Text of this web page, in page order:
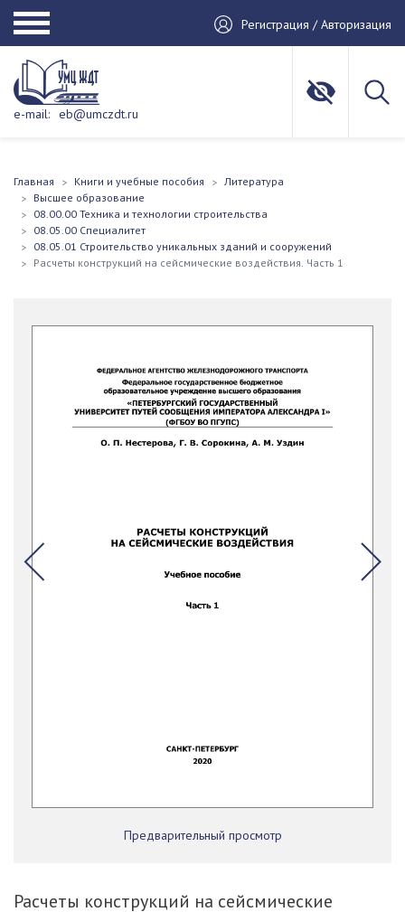
Регистрация / Авторизация
e-mail: eb@umczdt.ru
Главная Книги и учебные пособия
Литература
Высшее образование
08.00.00 Техника и технологии строительства
08.05.00 Специалитет
08.05.01 Строительство уникальных зданий и сооружений
Расчеты конструкций на сейсмические воздействия. Часть 1
Предварительный просмотр
Расчеты конструкций на сейсмические